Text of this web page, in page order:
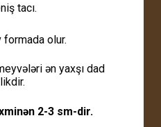
tacı.
formada olur.
ən yaxşı dad
2-3 sm-dir.